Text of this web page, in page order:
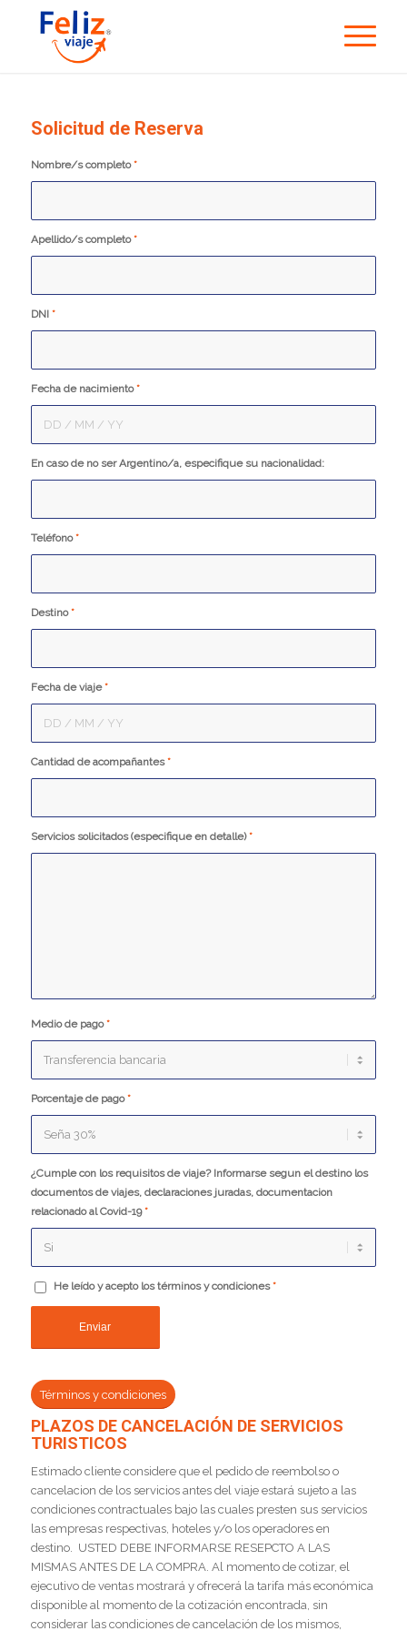
Solicitud de Reserva
Nombre/s completo*
Apellido/s completo*
DNI *
Fecha de nacimiento*
En caso de no ser Argentino/a, especifique su nacionalidad:
Teléfono*
Destino*
Fecha de viaje*
Cantidad de acompañantes*
Servicios solicitados (especifique en detalle)*
Medio de pago*
Porcentaje de pago*
¿Cumple con los requisitos de viaje? Informarse segun el destino los
documentos de viajes, declaraciones juradas, documentacion
relacionado al Covid-19*
He leído y acepto los términos y condiciones*
Términos y condiciones
PLAZOS DE CANCELACIÓN DE SERVICIOS
TURISTICOS
Estimado cliente considere que el pedido de reembolso o
cancelacion de los servicios antes del viaje estará sujeto a las
condiciones contractuales bajo las cuales presten sus servicios
las empresas respectivas, hoteles y/o los operadores en
destino. USTED DEBE INFORMARSE RESEPCTO A LAS
MISMAS ANTES DE LA COMPRA. Al momento de cotizar, el
ejecutivo de ventas mostrará y ofrecerá la tarifa más económica
disponible al momento de la cotización encontrada, sin
considerar las condiciones de cancelación de los mismos,